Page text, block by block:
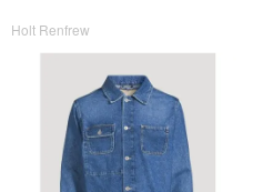
Holt Renfrew